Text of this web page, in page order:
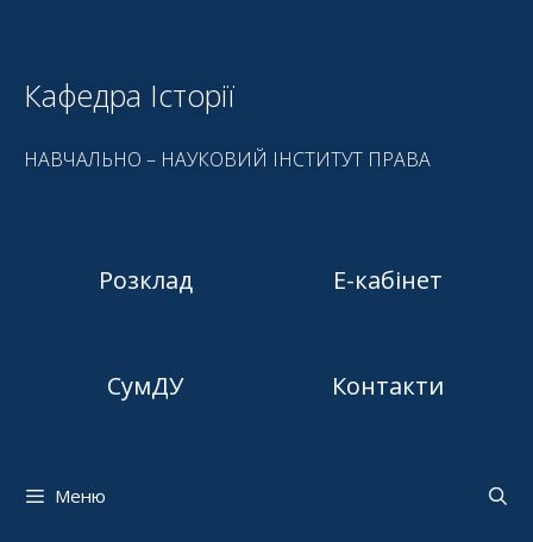
Кафедра Історії
НАВЧАЛЬНО – НАУКОВИЙ ІНСТИТУТ ПРАВА
Розклад Е-кабінет
СумДУ Контакти
Меню